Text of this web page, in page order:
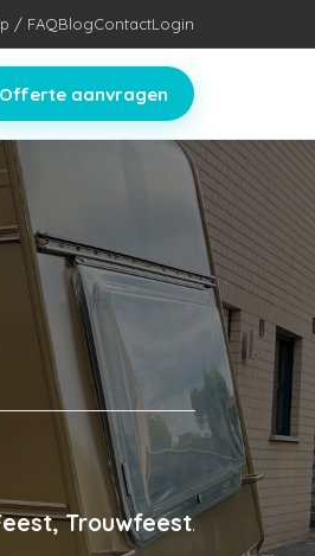
/ FAQBlogContactLogin
Offerte aanvragen
Trouwfeest.